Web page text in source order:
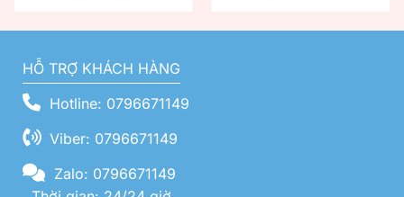
HỖ TRỢ KHÁCH HÀNG
Hotline: 0796671149
Viber: 0796671149
Zalo: 0796671149